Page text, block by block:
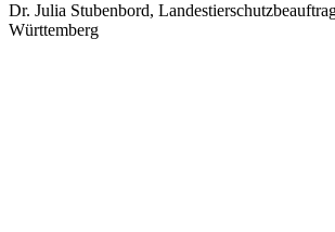
Dr. Julia Stubenbord,
Württemberg